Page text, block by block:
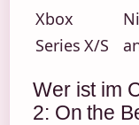
Xbox
Series X/S
Wer ist im
2: On the